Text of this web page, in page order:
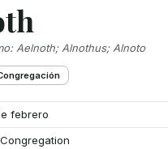
: Aelnoth; Alnothus; Alnoto
febrero